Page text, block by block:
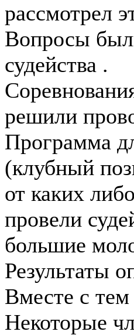
рассмотрел
Вопросы
судейства .
решили
Программа
(клубный
от каких
провели
большие
Результаты
Вместе с
Некоторые